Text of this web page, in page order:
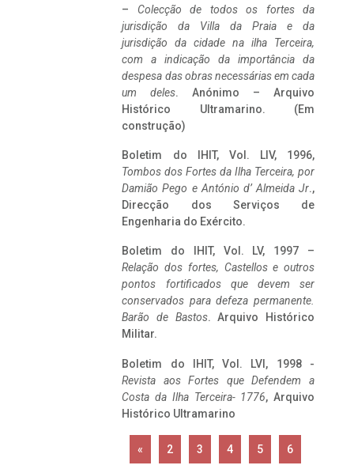
– Colecção de todos os fortes da
jurisdição da Villa da Praia e da
jurisdição da cidade na ilha Terceira,
com a indicação da importância da
despesa das obras necessárias em cada
um deles. Anónimo – Arquivo
Histórico Ultramarino. (Em
construção)
Boletim do IHIT, Vol. LIV, 1996,
Tombos dos Fortes da Ilha Terceira, por
Damião Pego e António d’ Almeida Jr.,
Direcção dos Serviços de
Engenharia do Exército.
Boletim do IHIT, Vol. LV, 1997 –
Relação dos fortes, Castellos e outros
pontos fortificados que devem ser
conservados para defeza permanente.
Barão de Bastos. Arquivo Histórico
Militar.
Boletim do IHIT, Vol. LVI, 1998 -
Revista aos Fortes que Defendem a
Costa da Ilha Terceira- 1776, Arquivo
Histórico Ultramarino
« 2 3 4 5 6